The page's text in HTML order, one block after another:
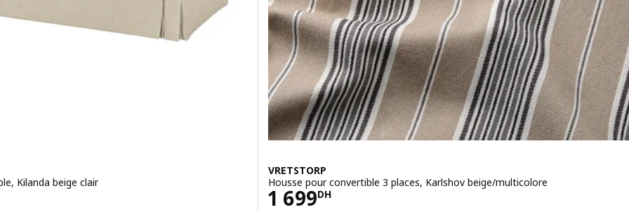
Kilanda beige clair
VRETSTORP
Housse pour convertible 3 places, Karlshov beige/multicolore
1 699DH
Prix 1699DH